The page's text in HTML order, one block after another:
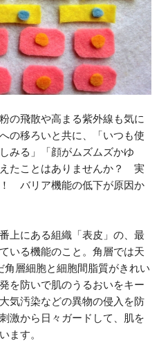
の飛散や高まる紫外線も気に
の移ろいと共に、「いつも使
みる」「顔がムズムズかゆ
たことはありませんか？ 実
バリア機能の低下が原因か
上にある組織「表皮」の、最
いる機能のこと。角層では天
層細胞と細胞間脂質がきれい
を防いで肌のうるおいをキー
気汚染などの異物の侵入を防
激から日々ガードして、肌を
ます。